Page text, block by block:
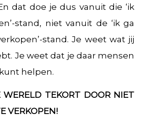
dat doe je dus vanuit die ‘ik
stand, niet vanuit de ‘ik ga
stand. Je weet wat jij
Je weet dat je daar mensen
helpen.
TEKORT DOOR NIET
VERKOPEN!